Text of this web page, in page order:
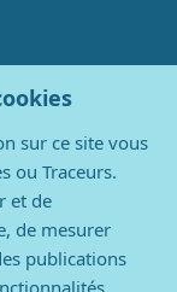
sur ce site vous
ou Traceurs.
et de
de mesurer
publications